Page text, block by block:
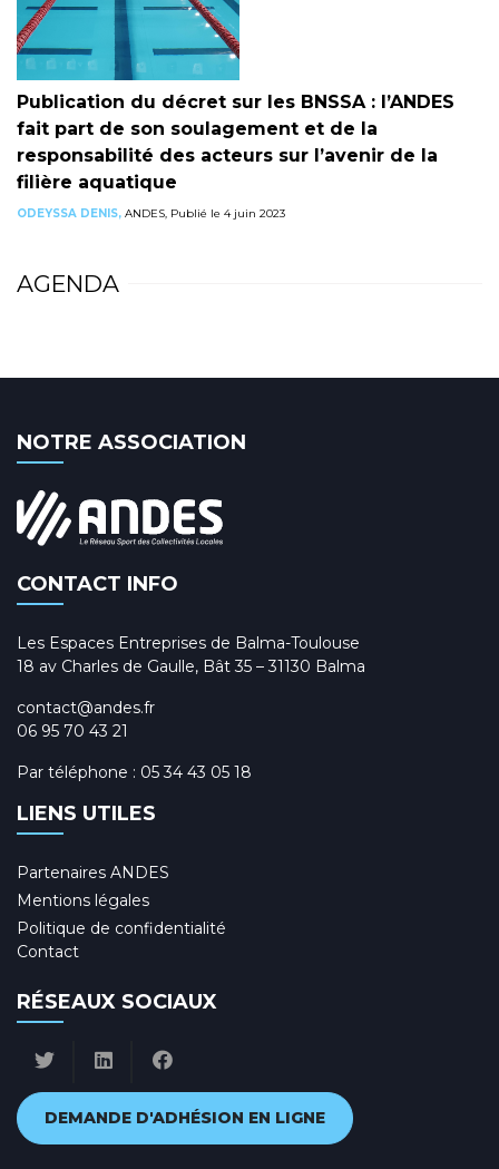
Publication du décret sur les BNSSA : l’ANDES
fait part de son soulagement et de la
responsabilité des acteurs sur l’avenir de la
filière aquatique
ODEYSSA DENIS, ANDES, Publié le 4 juin 2023
AGENDA
NOTRE ASSOCIATION
CONTACT INFO
Les Espaces Entreprises de Balma-Toulouse
18 av Charles de Gaulle, Bât 35 – 31130 Balma
contact@andes.fr
06 95 70 43 21
Par téléphone : 05 34 43 05 18
LIENS UTILES
Partenaires ANDES
Mentions légales
Politique de confidentialité
Contact
RÉSEAUX SOCIAUX
DEMANDE D'ADHÉSION EN LIGNE